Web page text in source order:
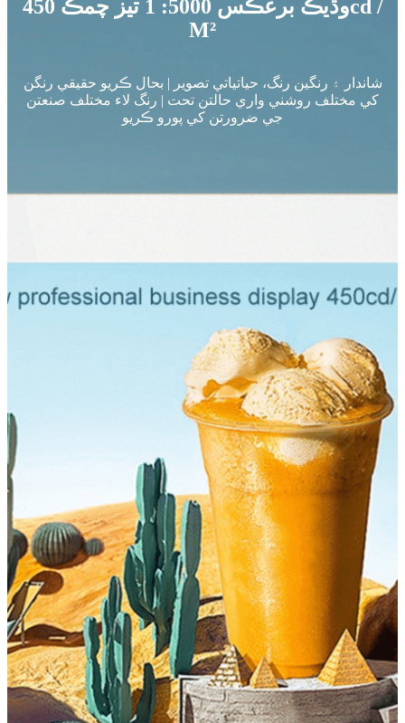
وڌيڪ برعڪس 5000: 1 تيز چمڪ 450cd /
M²
شاندار ۽ رنگين رنگ، حياتياتي تصوير | بحال ڪريو حقيقي رنگن
کي مختلف روشني واري حالتن تحت | رنگ لاء مختلف صنعتن
جي ضرورتن کي پورو ڪريو